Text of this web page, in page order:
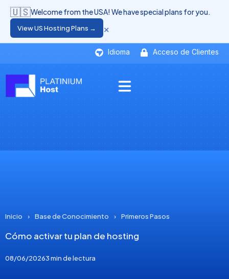
Idioma Acceso de Clientes
🇺🇸Welcome from the USA! We have special plans for you.
View US Hosting Plans → ×
Inicio › Base de Conocimiento › Primeros Pasos
Cómo activar tu plan de hosting
08/06/20263 min de lectura